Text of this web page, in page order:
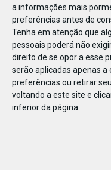
a informações mais
preferências antes de
Tenha em atenção que
pessoais poderá não
direito de se opor a esse
serão aplicadas apenas
preferências ou retirar
voltando a este site e
inferior da página.